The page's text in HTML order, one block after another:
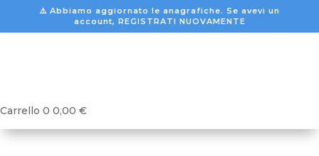
⚠️ Abbiamo aggiornato le anagrafiche. Se avevi un
account, REGISTRATI NUOVAMENTE
Carrello 0 0,00 €